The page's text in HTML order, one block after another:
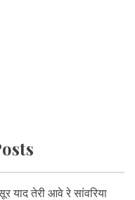
याद तेरी आवे रे सांवरिया